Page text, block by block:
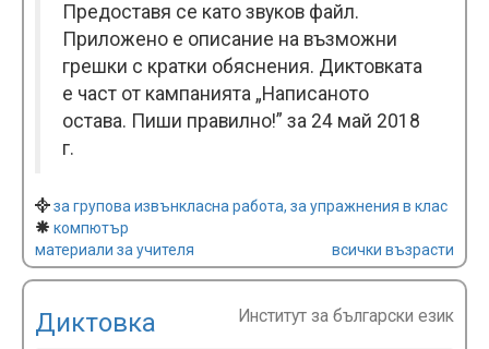
Предоставя се като звуков файл.
Приложено е описание на възможни
грешки с кратки обяснения. Диктовката
е част от кампанията „Написаното
остава. Пиши правилно!” за 24 май 2018
г.
за групова извънкласна работа, за упражнения в клас
компютър
материали за учителя
всички възрасти
Диктовка Институт за български език